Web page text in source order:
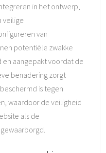
in het ontwerp,
veilige
van
potentiële zwakke
aangepakt voordat de
benadering zorgt
is tegen
waardoor de veiligheid
als de